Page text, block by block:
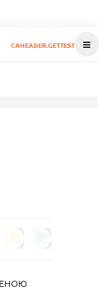
CAHEADER.GETTEST